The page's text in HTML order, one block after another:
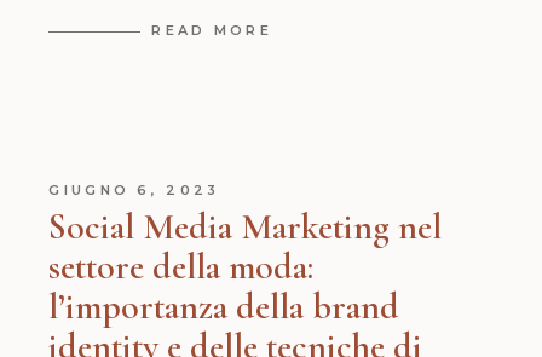
READ MORE
GIUGNO 6, 2023
Social Media Marketing nel
settore della moda:
l’importanza della brand
identity e delle tecniche di